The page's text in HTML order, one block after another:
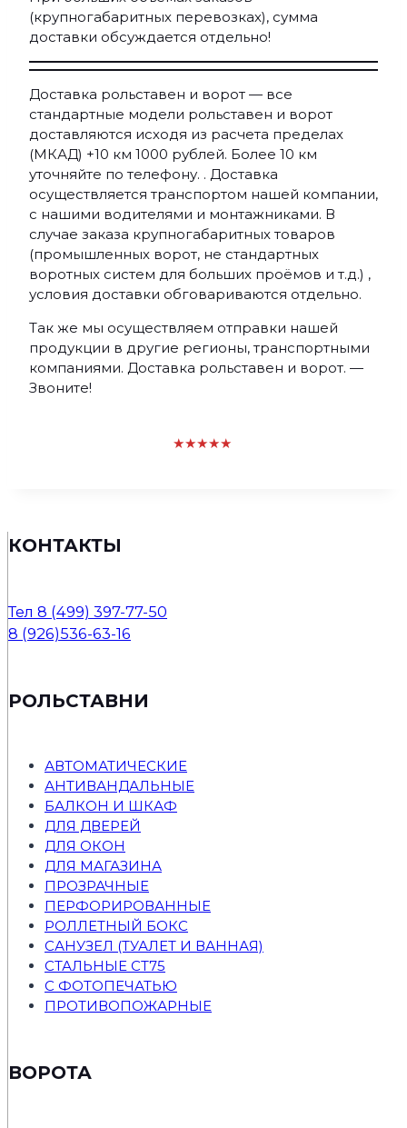
(крупногабаритных перевозках), сумма
доставки обсуждается отдельно!
Доставка рольставен и ворот — все
стандартные модели рольставен и ворот
доставляются исходя из расчета пределах
(МКАД) +10 км 1000 рублей. Более 10 км
уточняйте по телефону. . Доставка
осуществляется транспортом нашей компании,
с нашими водителями и монтажниками. В
случае заказа крупногабаритных товаров
(промышленных ворот, не стандартных
воротных систем для больших проёмов и т.д.) ,
условия доставки обговариваются отдельно.
Так же мы осуществляем отправки нашей
продукции в другие регионы, транспортными
компаниями. Доставка рольставен и ворот. —
Звоните!
★★★★★
КОНТАКТЫ
Тел 8 (499) 397-77-50
8 (926)536-63-16
РОЛЬСТАВНИ
АВТОМАТИЧЕСКИЕ
АНТИВАНДАЛЬНЫЕ
БАЛКОН И ШКАФ
ДЛЯ ДВЕРЕЙ
ДЛЯ ОКОН
ДЛЯ МАГАЗИНА
ПРОЗРАЧНЫЕ
ПЕРФОРИРОВАННЫЕ
РОЛЛЕТНЫЙ БОКС
САНУЗЕЛ (ТУАЛЕТ И ВАННАЯ)
СТАЛЬНЫЕ СТ75
С ФОТОПЕЧАТЬЮ
ПРОТИВОПОЖАРНЫЕ
ВОРОТА